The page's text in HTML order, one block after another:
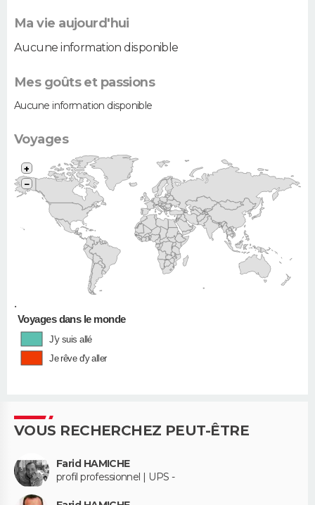
Ma vie aujourd'hui
Aucune information disponible
Mes goûts et passions
Aucune information disponible
Voyages
•
+
−
Voyages dans le monde
J'y suis allé
Je rêve d'y aller
VOUS RECHERCHEZ PEUT-ÊTRE
Farid HAMICHE
profil professionnel | UPS -